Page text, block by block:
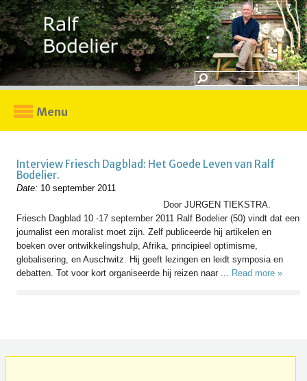
Menu
Interview Friesch Dagblad: Het Goede Leven van Ralf
Bodelier.
Date: 10 september 2011
Door JURGEN TIEKSTRA.
Friesch Dagblad 10 -17 september 2011 Ralf Bodelier (50) vindt dat een
journalist een moralist moet zijn. Zelf publiceerde hij artikelen en
boeken over ontwikkelingshulp, Afrika, principieel optimisme,
globalisering, en Auschwitz. Hij geeft lezingen en leidt symposia en
debatten. Tot voor kort organiseerde hij reizen naar ... Read more »